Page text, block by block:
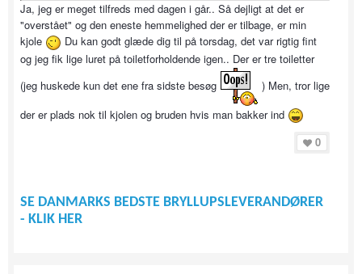
Ja, jeg er meget tilfreds med dagen i går.. Så dejligt at det er
"overstået" og den eneste hemmelighed der er tilbage, er min
kjole
Du kan godt glæde dig til på torsdag, det var rigtig fint
og jeg fik lige luret på toiletforholdende igen.. Der er tre toiletter
(jeg huskede kun det ene fra sidste besøg
) Men, tror lige
der er plads nok til kjolen og bruden hvis man bakker ind
0
SE DANMARKS BEDSTE BRYLLUPSLEVERANDØRER
- KLIK HER